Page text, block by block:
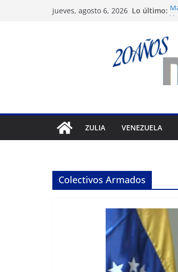
jueves, agosto 6, 2026 Lo último:
ZULIA VENEZUELA
Colectivos Armados